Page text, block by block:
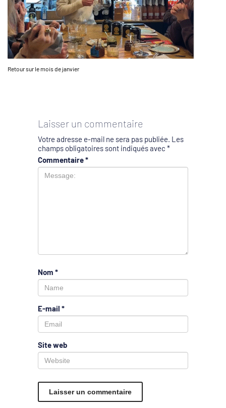
Retour sur le mois de janvier
Laisser un commentaire
Votre adresse e-mail ne sera pas publiée. Les
champs obligatoires sont indiqués avec *
Commentaire*
Nom *
E-mail *
Site web